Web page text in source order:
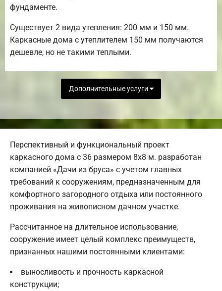
фундаменте.
Существует 2 вида утепления: 200 мм и 150 мм.
Каркасные дома с утеплителем 150 мм получаются
дешевле, но не такими теплыми.
Дополнительные услуги
Перспективный и функциональный проект
каркасного дома с 36 размером 8х8 м. разработан
компанией «Дачи из бруса» с учетом главных
требований к сооружениям, предназначенным для
комфортного загородного отдыха или постоянного
проживания на живописном дачном участке.
Рассчитанное на длительное использование,
сооружение имеет целый комплекс преимуществ,
признанных нашими постоянными клиентами:
выносливость и прочность каркасной
конструкции;